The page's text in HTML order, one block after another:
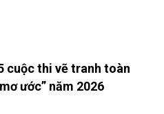
cuộc thi vẽ tranh toàn
ước” năm 2026